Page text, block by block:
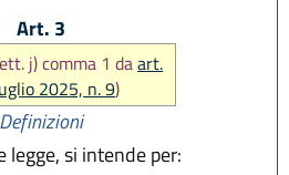
Art. 3
j) comma 1 daart.
2025, n. 9)
Definizioni
si intende per: